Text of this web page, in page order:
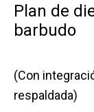
Plan de
barbudo
(Con
respaldada)